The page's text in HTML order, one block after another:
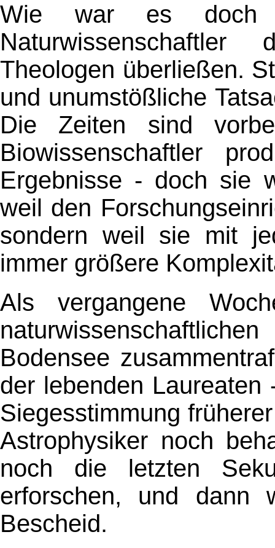
Wie war es doch
Theologen überließen.
und unumstößliche
Die Zeiten sind
Biowissenschaftler
Ergebnisse - doch sie
weil den
sondern weil sie mit
immer größere
Als vergangene
Bodensee
der lebenden
Siegesstimmung
Astrophysiker noch
noch die letzten
erforschen, und
Bescheid.